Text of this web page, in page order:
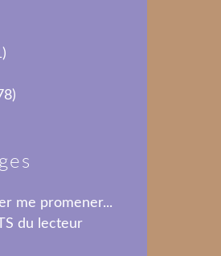
me promener...
du lecteur